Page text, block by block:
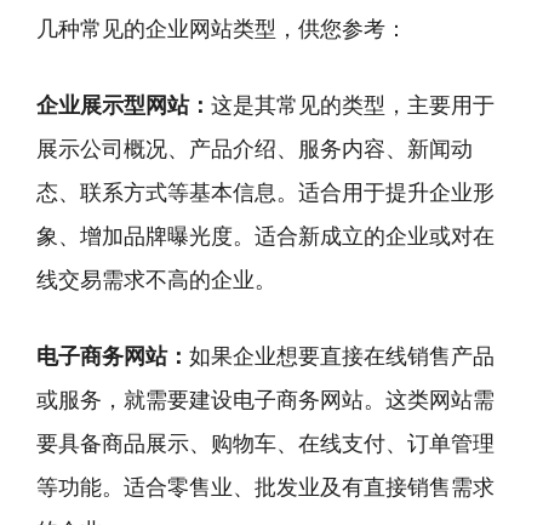
几种常见的企业网站类型，供您参考：
企业展示型网站： 这是其常见的类型，主要用于
展示公司概况、产品介绍、服务内容、新闻动
态、联系方式等基本信息。适合用于提升企业形
象、增加品牌曝光度。适合新成立的企业或对在
线交易需求不高的企业。
电子商务网站： 如果企业想要直接在线销售产品
或服务，就需要建设电子商务网站。这类网站需
要具备商品展示、购物车、在线支付、订单管理
等功能。适合零售业、批发业及有直接销售需求